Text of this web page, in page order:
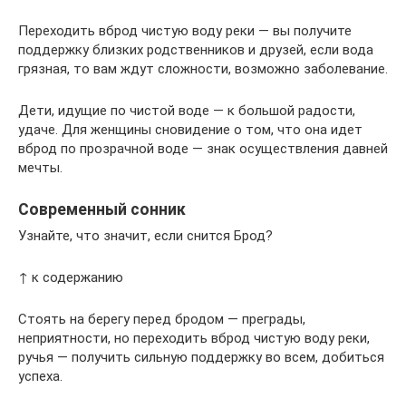
Переходить вброд чистую воду реки — вы получите
поддержку близких родственников и друзей, если вода
грязная, то вам ждут сложности, возможно заболевание.
Дети, идущие по чистой воде — к большой радости,
удаче. Для женщины сновидение о том, что она идет
вброд по прозрачной воде — знак осуществления давней
мечты.
Современный сонник
Узнайте, что значит, если снится Брод?
↑ к содержанию
Стоять на берегу перед бродом — преграды,
неприятности, но переходить вброд чистую воду реки,
ручья — получить сильную поддержку во всем, добиться
успеха.